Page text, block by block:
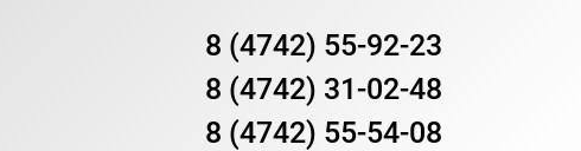
8 (4742) 55-92-23
8 (4742) 31-02-48
8 (4742) 55-54-08